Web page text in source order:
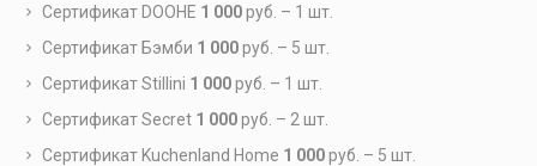
Сертификат DOOHE 1 000руб. – 1 шт.
Сертификат Бэмби 1 000руб. – 5 шт.
Сертификат Stillini 1 000руб. – 1 шт.
Сертификат Secret 1 000руб. – 2 шт.
Сертификат Kuchenland Home 1 000руб. – 5 шт.